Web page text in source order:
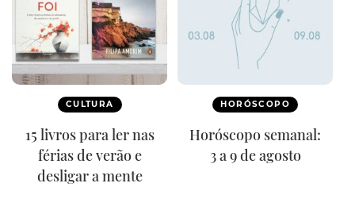
CULTURA
15 livros para ler nas
férias de verão e
desligar a mente
HORÓSCOPO
Horóscopo semanal:
3 a 9 de agosto